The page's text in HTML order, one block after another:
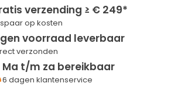
verzending ≥ € 249*
op kosten
voorraad leverbaar
verzonden
Ma t/m za bereikbaar
6 dagen klantenservice